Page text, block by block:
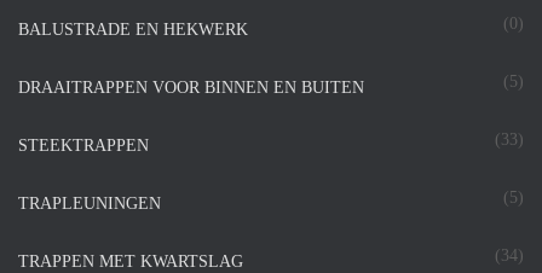
BALUSTRADE EN HEKWERK (0)
DRAAITRAPPEN VOOR BINNEN EN BUITEN (5)
STEEKTRAPPEN (33)
TRAPLEUNINGEN (5)
TRAPPEN MET KWARTSLAG (34)